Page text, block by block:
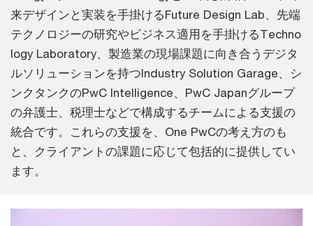
来デザインと実装を手掛けるFuture Design Lab、先端
テクノロジーの研究やビジネス適用を手掛けるTechno
logy Laboratory、製造業の現場課題に向き合うデジタ
ルソリューションを持つIndustry Solution Garage、シ
ンクタンクのPwC Intelligence、PwC Japanグループ
の弁護士、税理士などで構成するチームによる支援の
統合です。これらの支援を、One PwCの考え方のも
と、クライアントの課題に応じて包括的に提供してい
ます。